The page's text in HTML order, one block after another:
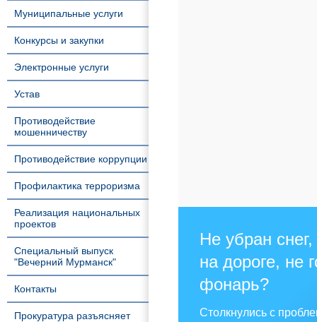
Муниципальные услуги
Конкурсы и закупки
Электронные услуги
Устав
Противодействие
мошенничеству
Противодействие коррупции
Профилактика терроризма
Реализация национальных
проектов
Специальный выпуск
"Вечерний Мурманск"
Контакты
Прокуратура разъясняет
Не убран
на дороге, не
фонарь?
Столкнулись с